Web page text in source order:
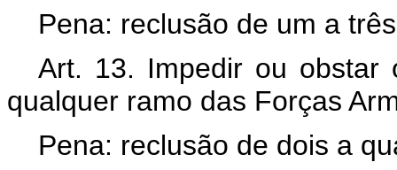
Pena: reclusão de um a
Art. 13. Impedir ou obstar
qualquer ramo das Forças
Pena: reclusão de dois a